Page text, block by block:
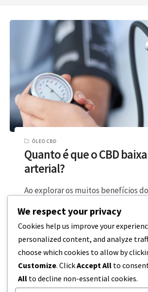
ÓLEO CBD
Quanto é que o CBD
arterial?
Ao explorar os muitos benefícios
curiosidade em saber se o…
3 MINUTOS DE LEITURA 11 DE MARÇO,
We respect your privacy
Cookies help us improve your
personalized content, and analyze
choose which cookies to allow by
Customize. ClickAccept All to
All to decline non-essential cookies.